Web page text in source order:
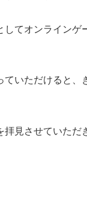
してオンラインゲ
ていただけると、
拝見させていただ